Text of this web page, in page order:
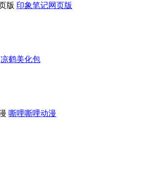
印象笔记网页版
凉鹤美化包
嘶哩嘶哩动漫